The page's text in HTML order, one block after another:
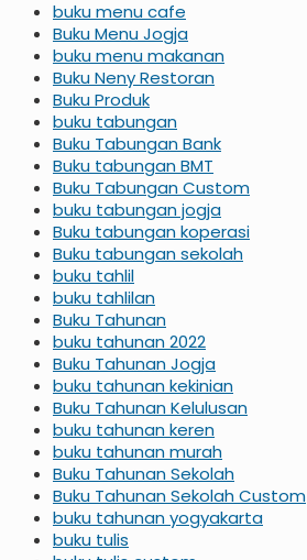
buku menu cafe
Buku Menu Jogja
buku menu makanan
Buku Neny Restoran
Buku Produk
buku tabungan
Buku Tabungan Bank
Buku tabungan BMT
Buku Tabungan Custom
buku tabungan jogja
Buku tabungan koperasi
Buku tabungan sekolah
buku tahlil
buku tahlilan
Buku Tahunan
buku tahunan 2022
Buku Tahunan Jogja
buku tahunan kekinian
Buku Tahunan Kelulusan
buku tahunan keren
buku tahunan murah
Buku Tahunan Sekolah
Buku Tahunan Sekolah Custom
buku tahunan yogyakarta
buku tulis